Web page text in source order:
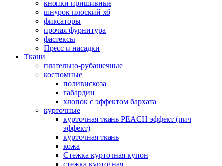
кнопки пришивные
шнурок плоский хб
фиксаторы
прочая фурнитура
фастексы
Пресс и насадки
Ткани
плательно-рубашечные
костюмные
поливискоза
габардин
хлопок с эффектом бархата
курточные
курточная ткань PEACH эффект (пич
эффект)
курточная ткань
кожа
Стежка курточная купон
стежка курточная